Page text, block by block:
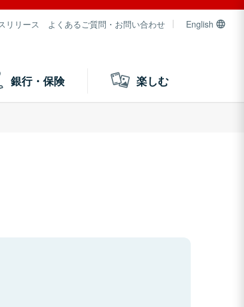
リリース よくあるご質問・お問い合わせ English
銀行・保険 楽しむ